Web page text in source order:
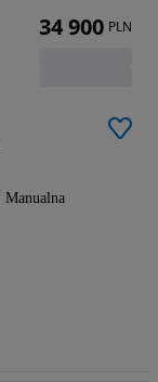
Manualna
34 900 PLN